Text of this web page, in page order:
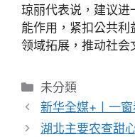
琼丽代表说，建议进
能作用，紧扣公共
领域拓展，推动社会
分
類
未分類
新华全媒+丨一
湖北主要农查甜